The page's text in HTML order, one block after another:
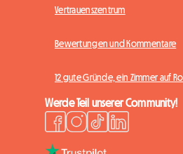
Vertrauenszentrum
Bewertungen und Kommentare
12 gute Gründe, ein Zimmer auf
Werde Teil unserer Community!